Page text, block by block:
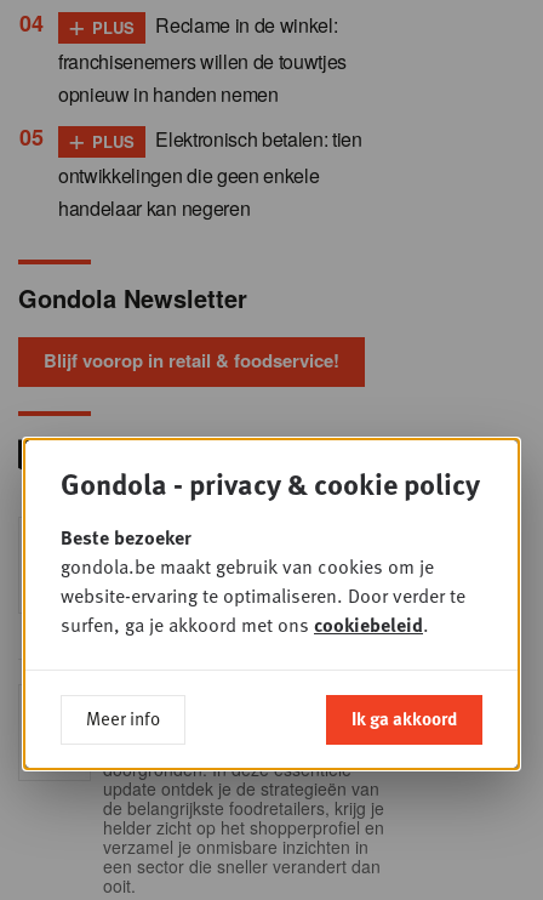
+ PLUS
Reclame in de winkel:
franchisenemers willen de touwtjes
opnieuw in handen nemen
+ PLUS
Elektronisch betalen: tien
ontwikkelingen die geen enkele
handelaar kan negeren
Gondola Newsletter
Blijf voorop in retail & foodservice!
WOE
9
SEP
Foodservice - Joint
business planning
Intro to Negotiation: Succes aan de
onderhandelingstafel is geen toeval!
15
Into Retail - Sold out
Mis deze unieke kans niet om het
Belgische retaillandschap volledig te
doorgronden. In deze essentiële
update ontdek je de strategieën van
de belangrijkste foodretailers, krijg je
helder zicht op het shopperprofiel en
verzamel je onmisbare inzichten in
een sector die sneller verandert dan
ooit.
Gondola - privacy & cookie policy
Beste bezoeker
gondola.be maakt gebruik van cookies om je
website-ervaring te optimaliseren. Door verder te
surfen, ga je akkoord met ons cookiebeleid.
Meer info Ik ga akkoord